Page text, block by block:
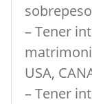
– Tener
USA,
– Tener